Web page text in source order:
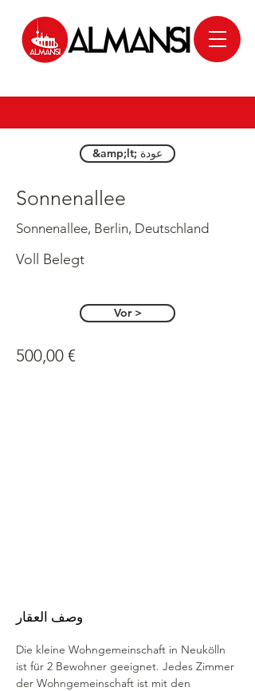
&amp;lt; عودة
Sonnenallee
Sonnenallee, Berlin, Deutschland
Voll Belegt
Vor >
500,00 €
وصف العقار
Die kleine Wohngemeinschaft in Neukölln
ist für 2 Bewohner geeignet. Jedes Zimmer
der Wohngemeinschaft ist mit den